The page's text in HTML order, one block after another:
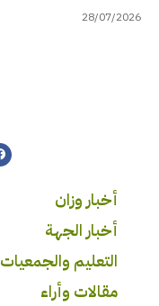
28/07/2026
أخبار وزان
أخبار الجهة
التعليم والجمعيات
مقالات وأراء